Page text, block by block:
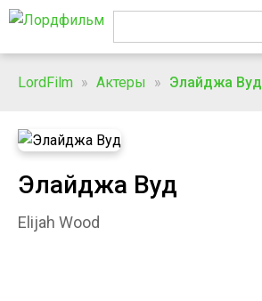
LordFilm » Актеры » Элайджа Вуд
Элайджа Вуд
Elijah Wood